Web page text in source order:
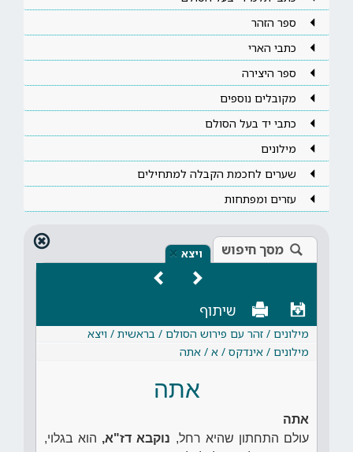
ספר הזהר
כתבי הארי
ספר היצירה
מקובלים נוספים
כתבי יד בעל הסולם
מילונים
שערים לחכמת הקבלה למתחילים
עזרים ומפתחות
מסך חיפוש ויצא ×
שיתוף
מילונים / זהר עם פירוש הסולם / בראשית / ויצא
מילונים / אינדקס / א / אתה
אתה
אתה
עולם התחתון שהיא רחל, נוקבא דז"א, הוא בגלוי,